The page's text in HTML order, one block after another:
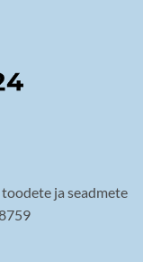
ja seadmete